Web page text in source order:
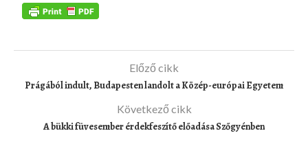
Előző cikk
Prágából indult, Budapesten landolt a Közép-európai Egyetem
Következő cikk
A bükki füvesember érdekfeszítő előadása Szőgyénben